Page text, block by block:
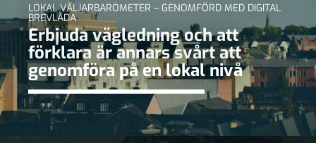
LOKAL VÄLJARBAROMETER – GENOMFÖRD MED DIGITAL
BREVLÅDA
Erbjuda vägledning och att
förklara är annars svårt att
genomföra på en lokal nivå